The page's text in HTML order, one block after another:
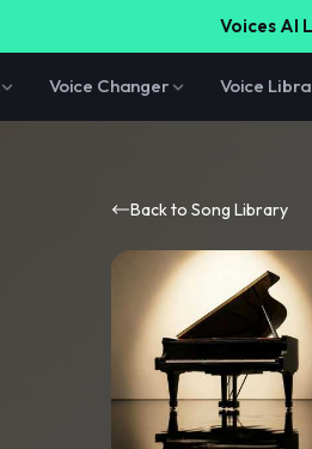
Voices AI
Voice Changer Voice
Back to Song Library